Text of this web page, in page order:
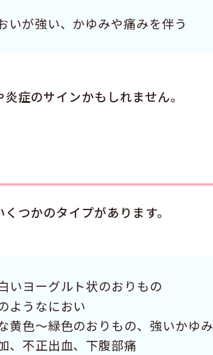
いが強い、かゆみや痛みを伴う
症のサインかもしれません。
つかのタイプがあります。
いヨーグルト状のおりもの
ようなにおい
黄色〜緑色のおりもの、強いかゆみ
、不正出血、下腹部痛